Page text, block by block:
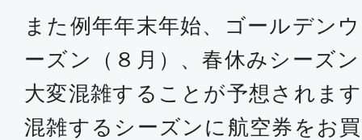
また例年年末年始、ゴールデン
ーズン（８月）、春休みシーズ
大変混雑することが予想されま
混雑するシーズンに航空券をお